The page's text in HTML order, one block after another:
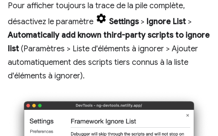
Pour afficher toujours la trace de la pile complète,
désactivez le paramètre
Settings> Ignore List >
Automatically add known third-party scripts to ignore
list (Paramètres > Liste d'éléments à ignorer > Ajouter
automatiquement des scripts tiers connus à la liste
d'éléments à ignorer).